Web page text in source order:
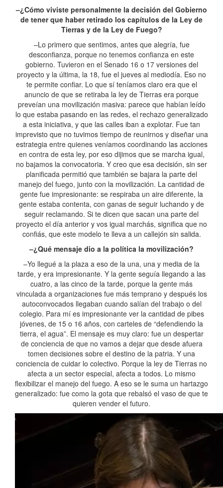
–¿Cómo viviste personalmente la decisión del Gobierno
de tener que haber retirado los capítulos de la Ley de
Tierras y de la Ley de Fuego?
–Lo primero que sentimos, antes que alegría, fue
desconfianza, porque no tenemos confianza en este
gobierno. Tuvieron en el Senado 16 o 17 versiones del
proyecto y la última, la 18, fue el jueves al mediodía. Eso no
te permite confiar. Lo que sí teníamos claro era que el
anuncio de que se retiraba la ley de Tierras era porque
preveían una movilización masiva: parece que habían leído
lo que estaba pasando en las redes, el rechazo generalizado
a esta iniciativa, y que las calles iban a explotar. Fue tan
imprevisto que no tuvimos tiempo de reunirnos y diseñar una
estrategia entre quienes veníamos coordinando las acciones
en contra de esta ley, por eso dijimos que se marcha igual,
no bajamos la convocatoria. Y creo que esa decisión, sin ser
planificada permitió que también se bajara la parte del
manejo del fuego, junto con la movilización. La cantidad de
gente fue impresionante: se respiraba un aire diferente, la
gente estaba contenta, con ganas de seguir luchando y de
seguir reclamando. Si te dicen que sacan una parte del
proyecto el día anterior y vos igual marchás, significa que no
confiás, que este modelo te lleva a un callejón sin salida.
–¿Qué mensaje dio a la política la movilización?
–Yo llegué a la plaza a eso de la una, una y media de la
tarde, y era impresionante. Y la gente seguía llegando a las
cuatro, a las cinco de la tarde, porque la gente más
vinculada a organizaciones fue más temprano y después los
autoconvocados llegaban cuando salían del trabajo o del
colegio. Para mí es impresionante ver la cantidad de pibes
jóvenes, de 15 o 16 años, con carteles de “defendiendo la
tierra, el agua”. El mensaje es muy claro: fue un despertar
de conciencia de que no vamos a dejar que desde afuera
tomen decisiones sobre el destino de la patria. Y una
conciencia de cuidar lo colectivo. Porque la ley de Tierras no
afecta a un sector especial, afecta a todos. Lo mismo
flexibilizar el manejo del fuego. A eso se le suma un hartazgo
generalizado: fue como la gota que rebalsó el vaso de que te
quieren vender el futuro.